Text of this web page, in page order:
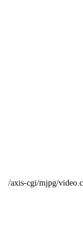
/axis-cgi/mjpg/